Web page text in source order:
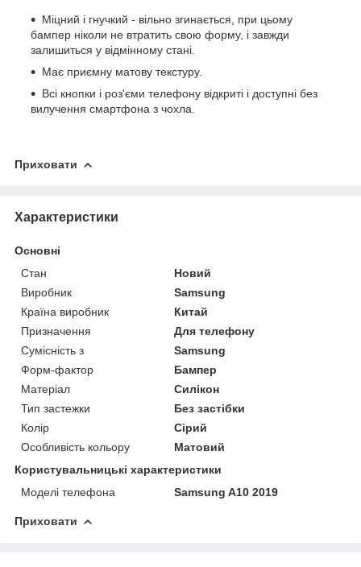
Міцний і гнучкий - вільно згинається, при цьому
бампер ніколи не втратить свою форму, і завжди
залишиться у відмінному стані.
Має приємну матову текстуру.
Всі кнопки і роз'єми телефону відкриті і доступні без
вилучення смартфона з чохла.
Приховати
Характеристики
Основні
Стан
Новий
Виробник
Samsung
Країна виробник
Китай
Призначення
Для телефону
Сумісність з
Samsung
Форм-фактор
Бампер
Матеріал
Силікон
Тип застежки
Без застібки
Колір
Сірий
Особливість кольору
Матовий
Користувальницькі характеристики
Моделі телефона
Samsung A10 2019
Приховати